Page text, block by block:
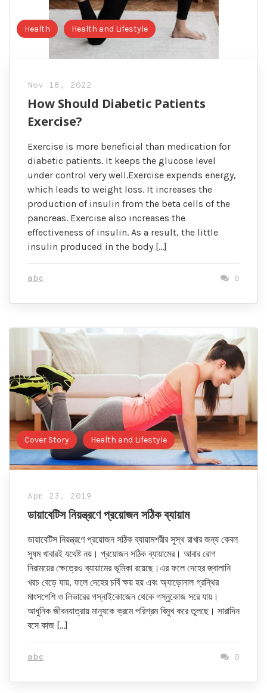
Health Health and Lifestyle
Nov 18, 2022
How Should Diabetic Patients
Exercise?
Exercise is more beneficial than medication for
diabetic patients. It keeps the glucose level
under control very well.Exercise expends energy,
which leads to weight loss. It increases the
production of insulin from the beta cells of the
pancreas. Exercise also increases the
effectiveness of insulin. As a result, the little
insulin produced in the body […]
abc 0
Cover Story Health and Lifestyle
Apr 23, 2019
ডায়াবেটিস নিয়ন্ত্রণে প্রয়োজন সঠিক ব্যায়াম
ডায়াবেটিস নিয়ন্ত্রণে প্রয়োজন সঠিক ব্যায়ামশরীর সুস্থ রাখার জন্য কেবল
সুষম খাবারই যথেষ্ট নয়। প্রয়োজন সঠিক ব্যায়ামের। আবার রোগ
নিরাময়ের ক্ষেত্রেও ব্যায়ামের ভূমিকা রয়েছে।এর ফলে দেহের জ্বালানি
খরচ বেড়ে যায়, ফলে দেহের চর্বি ক্ষয় হয় এবং অ্যাড়োনাল গ্রন্থির
মাংসপেশি ও লিভারের গস্নাইকোজেন থেকে গস্নুকোজ সরে যায়।
আধুনিক জীবনযাত্রায় মানুষকে ক্রমে পরিশ্রম বিমুখ করে তুলছে। সারাদিন
বসে কাজ […]
abc 0